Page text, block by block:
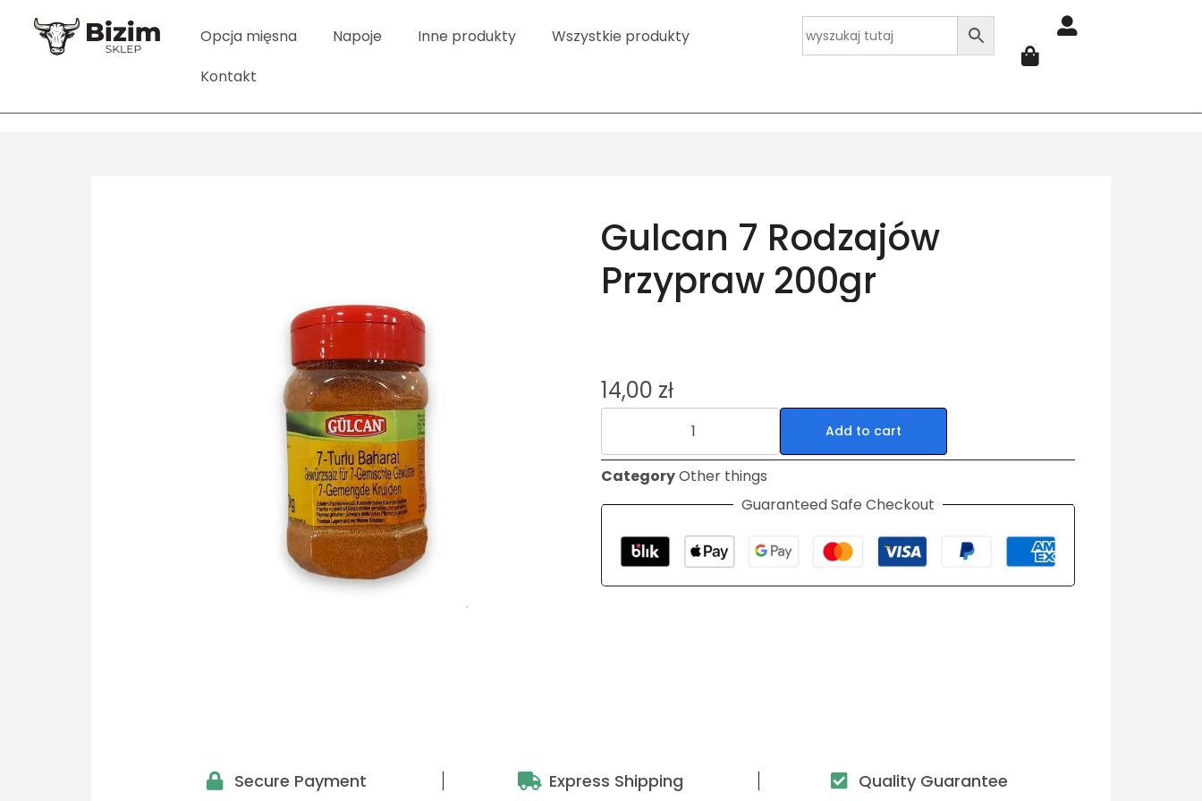
Opcja mięsna Napoje Inne produkty
Wszystkie produkty
Kontakt
Gulcan 7 Rodzajów
Przypraw 200gr
14,00 zł
Add to cart
CategoryOther things
Guaranteed Safe Checkout
Secure Payment Express Shipping Quality Guarantee